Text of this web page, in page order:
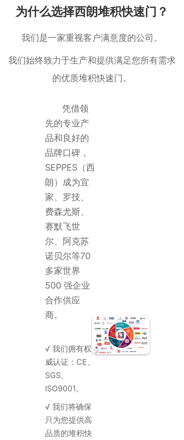
为什么选择西朗堆积快速门？
我们是一家重视客户满意度的公司。
我们始终致力于生产和提供满足您所有需求
的优质堆积快速门。
凭借领
先的专业产
品和良好的
品牌口碑，
SEPPES（西
朗）成为宜
家、罗技、
费森尤斯、
赛默飞世
尔、阿克苏
诺贝尔等70
多家世界
500 强企业
合作供应
商。
√ 我们拥有权
威认证：CE、
SGS、
ISO9001。
√ 我们将确保
只为您提供高
品质的堆积快